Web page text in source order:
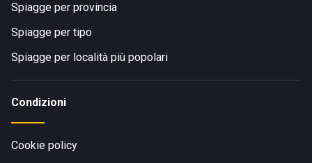
Spiagge per provincia
Spiagge per tipo
Spiagge per località più popolari
Condizioni
Cookie policy